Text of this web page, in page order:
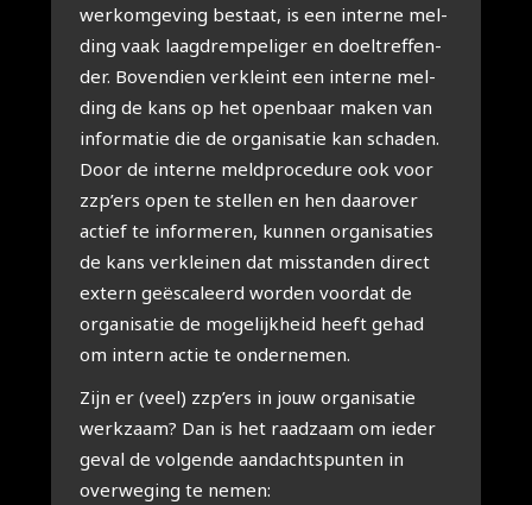
werk­om­ge­ving bestaat, is een inter­ne mel­
ding vaak laag­drem­pe­li­ger en doel­tref­fen­
der. Boven­dien ver­kleint een inter­ne mel­
ding de kans op het open­baar maken van
infor­ma­tie die de orga­ni­sa­tie kan scha­den.
Door de inter­ne meld­pro­ce­du­re ook voor
zzp’ers open te stel­len en hen daar­over
actief te infor­me­ren, kun­nen orga­ni­sa­ties
de kans ver­klei­nen dat mis­stan­den direct
extern geës­ca­leerd wor­den voor­dat de
orga­ni­sa­tie de moge­lijk­heid heeft gehad
om intern actie te onder­ne­men.
Zijn er (veel) zzp’ers in jouw orga­ni­sa­tie
werk­zaam? Dan is het raad­zaam om ieder
geval de vol­gen­de aan­dachts­pun­ten in
over­we­ging te nemen: